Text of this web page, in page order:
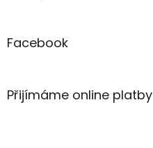
Facebook
Přijímáme online platby